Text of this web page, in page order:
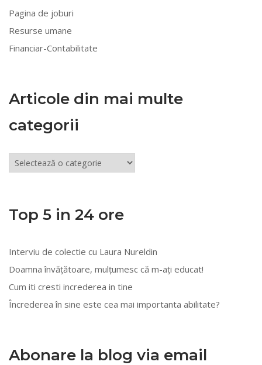
Pagina de joburi
Resurse umane
Financiar-Contabilitate
Articole din mai multe
categorii
Articole
din
categorii
Top 5 in 24 ore
Interviu de colectie cu Laura Nureldin
Doamna învățătoare, mulțumesc că m-ați educat!
Cum iti cresti increderea in tine
Încrederea în sine este cea mai importanta abilitate?
Abonare la blog via email